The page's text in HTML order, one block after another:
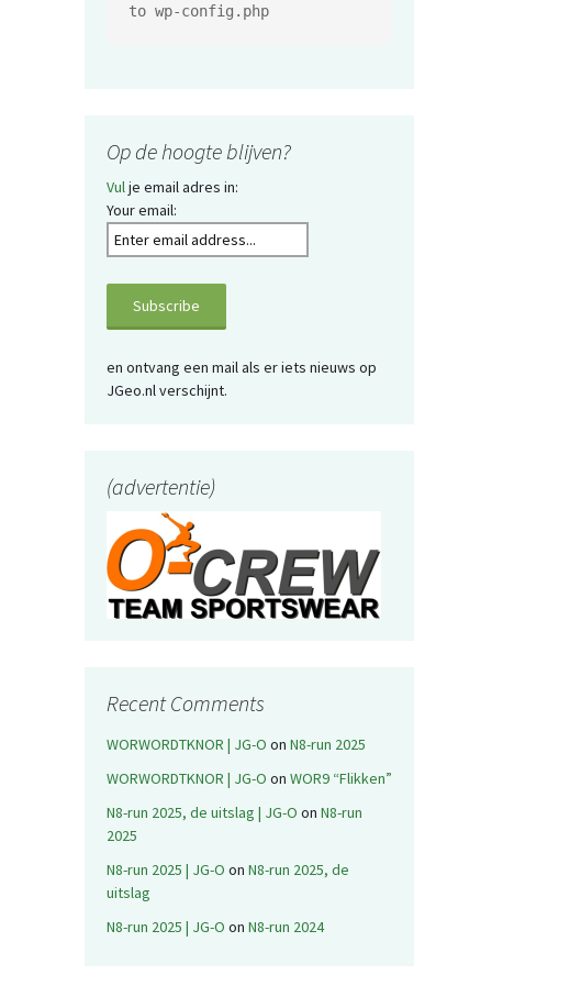
to wp-config.php
Op de hoogte blijven?
Vulje email adres in:
Your email:
en ontvang een mail als er iets nieuws op
JGeo.nl verschijnt.
(advertentie)
Recent Comments
WORWORDTKNOR | JG-O on N8-run 2025
WORWORDTKNOR | JG-O on WOR9 “Flikken”
N8-run 2025, de uitslag | JG-O on N8-run
2025
N8-run 2025 | JG-O on N8-run 2025, de
uitslag
N8-run 2025 | JG-O on N8-run 2024